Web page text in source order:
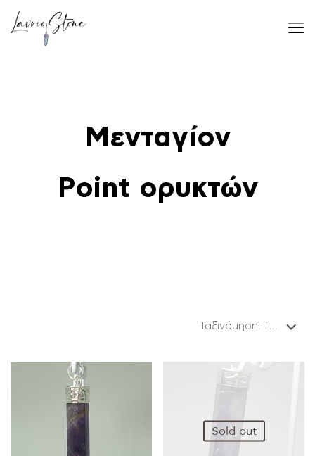
Μενταγίον
Point ορυκτών
Sold out